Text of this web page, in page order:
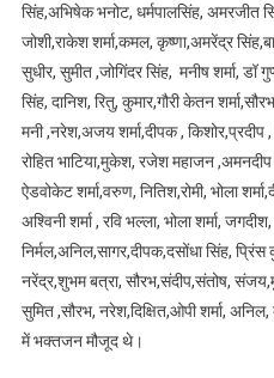
सिंह,अभिषेक भनोट, धर्मपालसिंह, अमरजीत
जोशी,राकेश शर्मा,कमल, कृष्णा,अमरेंद्र
सुधीर, सुमीत ,जोगिंदर सिंह, मनीष शर्मा,
सिंह, दानिश, रितु, कुमार,गौरी केतन
मनी ,नरेश,अजय शर्मा,दीपक , किशोर,प्रदीप
रोहित भाटिया,मुकेश, रजेश महाजन ,अमनदीप
ऐडवोकेट शर्मा,वरुण, नितिश,रोमी, भोला
अश्विनी शर्मा , रवि भल्ला, भोला शर्मा,
निर्मल,अनिल,सागर,दीपक,दसोंधा सिंह,
नरेंद्र,शुभम बत्रा, सौरभ,संदीप,संतोष,
सुमित ,सौरभ, नरेश,दिक्षित,ओपी शर्मा,
में भक्तजन मौजूद थे।